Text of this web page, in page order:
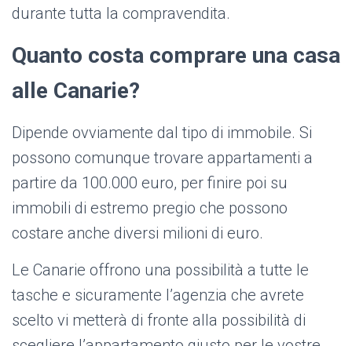
durante tutta la compravendita.
Quanto costa comprare una casa
alle Canarie?
Dipende ovviamente dal tipo di immobile. Si
possono comunque trovare appartamenti a
partire da 100.000 euro, per finire poi su
immobili di estremo pregio che possono
costare anche diversi milioni di euro.
Le Canarie offrono una possibilità a tutte le
tasche e sicuramente l’agenzia che avrete
scelto vi metterà di fronte alla possibilità di